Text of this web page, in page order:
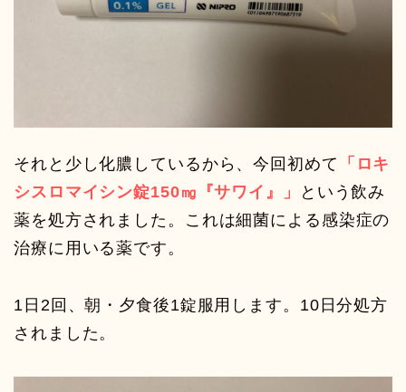
それと少し化膿しているから、今回初めて
「ロキ
シスロマイシン錠150㎎『サワイ』」
という飲み
薬を処方されました。これは細菌による感染症の
治療に用いる薬です。
1日2回、朝・夕食後1錠服用します。10日分処方
されました。